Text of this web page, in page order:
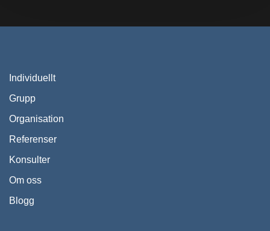
Individuellt
Grupp
Organisation
Referenser
Konsulter
Om oss
Blogg